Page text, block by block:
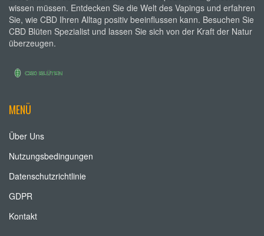
wissen müssen. Entdecken Sie die Welt des Vapings und erfahren
Sie, wie CBD Ihren Alltag positiv beeinflussen kann. Besuchen Sie
CBD Blüten Spezialist und lassen Sie sich von der Kraft der Natur
überzeugen.
MENÜ
Über Uns
Nutzungsbedingungen
Datenschutzrichtlinie
GDPR
Kontakt